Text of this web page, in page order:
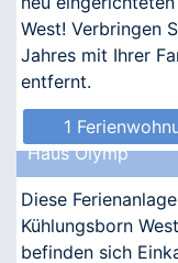
West! Verbringen
Jahres mit Ihrer
entfernt.
1
Haus Olymp
Diese
Kühlungsborn
befinden sich